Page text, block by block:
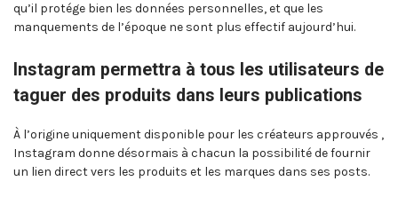
qu’il protége bien les données personnelles, et que les
manquements de l’époque ne sont plus effectif aujourd’hui.
Instagram permettra à tous les utilisateurs de
taguer des produits dans leurs publications
À l’origine uniquement disponible pour les créateurs approuvés ,
Instagram donne désormais à chacun la possibilité de fournir
un lien direct vers les produits et les marques dans ses posts.